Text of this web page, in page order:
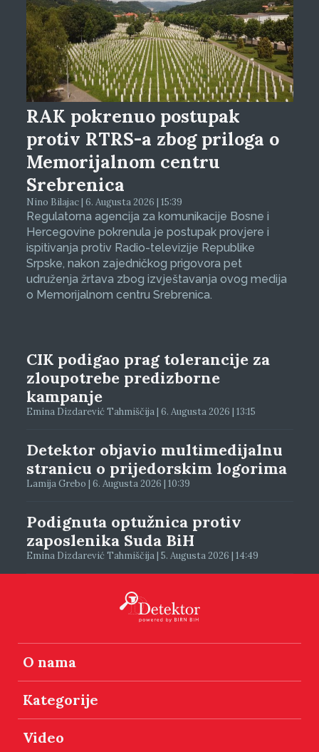
RAK pokrenuo postupak
protiv RTRS-a zbog priloga o
Memorijalnom centru
Srebrenica
Nino Bilajac | 6. Augusta 2026 | 15:39
Regulatorna agencija za komunikacije Bosne i
Hercegovine pokrenula je postupak provjere i
ispitivanja protiv Radio-televizije Republike
Srpske, nakon zajedničkog prigovora pet
udruženja žrtava zbog izvještavanja ovog medija
o Memorijalnom centru Srebrenica.
CIK podigao prag tolerancije za
zloupotrebe predizborne
kampanje
Emina Dizdarević Tahmiščija | 6. Augusta 2026 | 13:15
Detektor objavio multimedijalnu
stranicu o prijedorskim logorima
Lamija Grebo | 6. Augusta 2026 | 10:39
Podignuta optužnica protiv
zaposlenika Suda BiH
Emina Dizdarević Tahmiščija | 5. Augusta 2026 | 14:49
O nama
Kategorije
Video